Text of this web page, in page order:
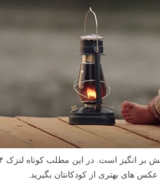
های بهتری از کودکانتان بگیرید.